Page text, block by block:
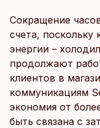
Сокращение
счета, поскольку
энергии –
продолжают
клиентов в
коммуникациям
экономия от
быть связана с